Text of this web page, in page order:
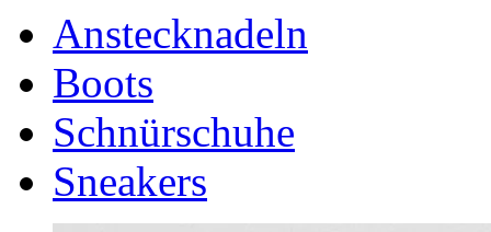
Anstecknadeln
Boots
Schnürschuhe
Sneakers